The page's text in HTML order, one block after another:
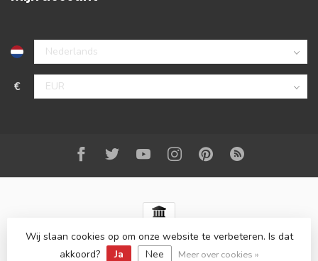
€
© Copyright 2026 Best-Carstyling- Powered byLightspeed-
Lightspeed design
Dyvelopment
Wij slaan cookies op om onze website te verbeteren. Is dat
akkoord?
Ja Nee Meer over cookies »